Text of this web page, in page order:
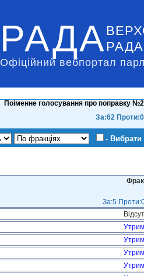
РАДА РАДА
Офіційний вебпортал
Поіменне голосування про поправку
За:62
- Вибрати
За:5